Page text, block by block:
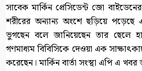
সাবেক মার্কিন প্রেসিডেন্ট জো
শরীরের অন্যান্য অংশে ছড়িয়ে পড়েছে
ভুগছেন বলে জানিয়েছেন তার ছেলে
গণমাধ্যম বিবিসিকে দেওয়া এক
করেছেন। মার্কিন বার্তা সংস্থা এপি এ খবর